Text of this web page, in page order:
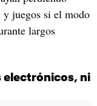
y juegos si el modo
largos
electrónicos, ni